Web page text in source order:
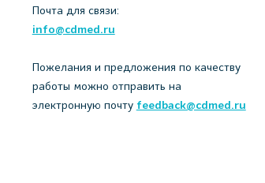
Почта для связи:
info@cdmed.ru
Пожелания и предложения по качеству
работы можно отправить на
электронную почту feedback@cdmed.ru